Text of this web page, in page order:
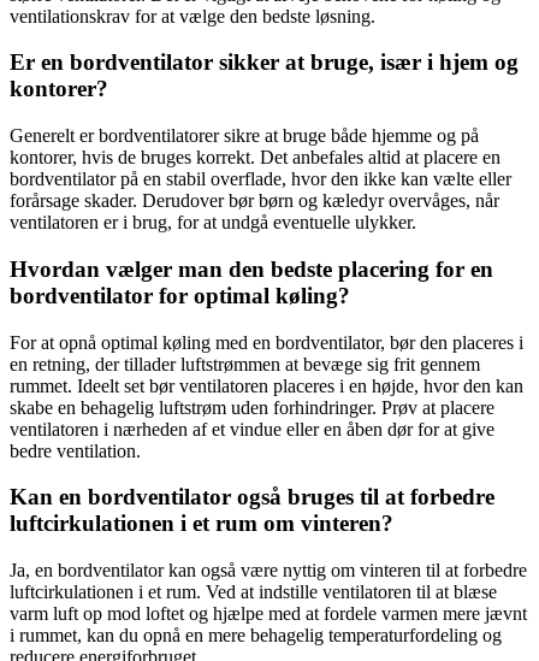
ventilationskrav for at vælge den bedste løsning.
Er en bordventilator sikker at bruge, især i hjem og
kontorer?
Generelt er bordventilatorer sikre at bruge både hjemme og på
kontorer, hvis de bruges korrekt. Det anbefales altid at placere en
bordventilator på en stabil overflade, hvor den ikke kan vælte eller
forårsage skader. Derudover bør børn og kæledyr overvåges, når
ventilatoren er i brug, for at undgå eventuelle ulykker.
Hvordan vælger man den bedste placering for en
bordventilator for optimal køling?
For at opnå optimal køling med en bordventilator, bør den placeres i
en retning, der tillader luftstrømmen at bevæge sig frit gennem
rummet. Ideelt set bør ventilatoren placeres i en højde, hvor den kan
skabe en behagelig luftstrøm uden forhindringer. Prøv at placere
ventilatoren i nærheden af et vindue eller en åben dør for at give
bedre ventilation.
Kan en bordventilator også bruges til at forbedre
luftcirkulationen i et rum om vinteren?
Ja, en bordventilator kan også være nyttig om vinteren til at forbedre
luftcirkulationen i et rum. Ved at indstille ventilatoren til at blæse
varm luft op mod loftet og hjælpe med at fordele varmen mere jævnt
i rummet, kan du opnå en mere behagelig temperaturfordeling og
reducere energiforbruget.